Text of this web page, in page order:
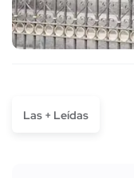
Las + Leídas